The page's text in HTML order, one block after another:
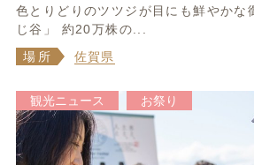
色とりどりのツツジが目にも鮮やかな
じ谷」 約20万株の...
場所
佐賀県
観光ニュース お祭り